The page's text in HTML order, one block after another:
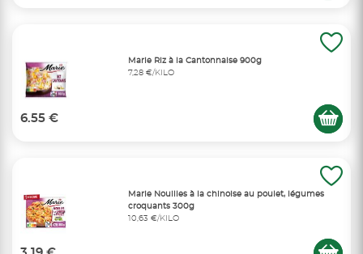
Marie Riz à la Cantonnaise 900g
7,28 €/KILO
6.55 €
Marie Nouilles à la chinoise au poulet, légumes
croquants 300g
10,63 €/KILO